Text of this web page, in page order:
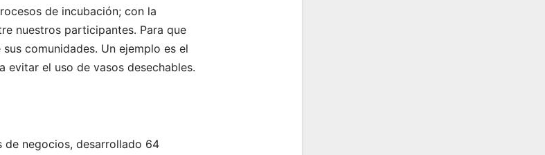
de incubación; con la
nuestros participantes. Para que
comunidades. Un ejemplo es el
evitar el uso de vasos desechables.
de negocios, desarrollado 64